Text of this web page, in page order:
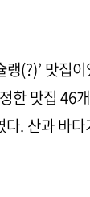
(?)’ 맛집
한 맛집 46
. 산과 바